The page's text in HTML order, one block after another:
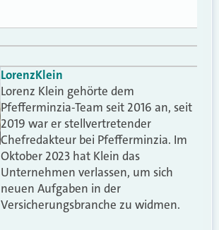
LorenzKlein
Lorenz Klein gehörte dem
Pfefferminzia-Team seit 2016 an, seit
2019 war er stellvertretender
Chefredakteur bei Pfefferminzia. Im
Oktober 2023 hat Klein das
Unternehmen verlassen, um sich
neuen Aufgaben in der
Versicherungsbranche zu widmen.